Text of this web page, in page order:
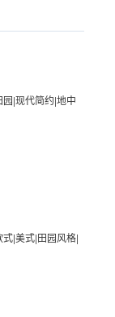
|现代简约|地中
|美式|田园风格|